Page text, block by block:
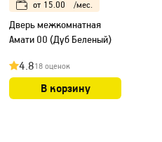
от 15.00 /мес.
Дверь межкомнатная
Амати 00 (Дуб Беленый)
4.818 оценок
В корзину